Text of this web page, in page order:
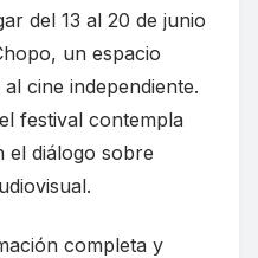
del 13 al 20 de junio
un espacio
cine independiente.
festival contempla
el diálogo sobre
completa y